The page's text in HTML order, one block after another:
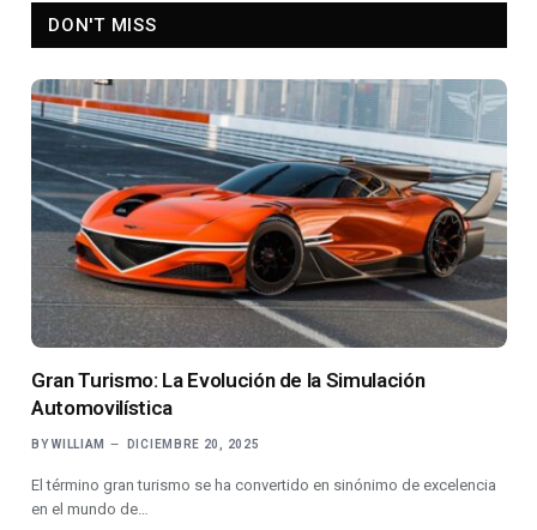
DON'T MISS
Gran Turismo: La Evolución de la Simulación
Automovilística
BY WILLIAM DICIEMBRE 20, 2025
El término gran turismo se ha convertido en sinónimo de excelencia
en el mundo de…